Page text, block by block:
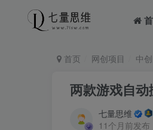
首页 网创项目 中
两款游戏自动
七量思维
11个月前发布